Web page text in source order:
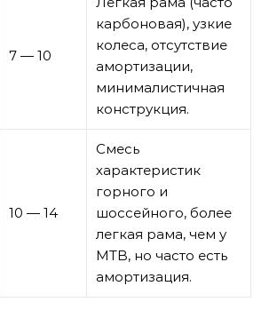
7 — 10
карбоновая), узкие
колеса, отсутствие
амортизации,
минималистичная
конструкция.
10 — 14
Смесь
характеристик
горного и
шоссейного, более
легкая рама, чем у
MTB, но часто есть
амортизация.